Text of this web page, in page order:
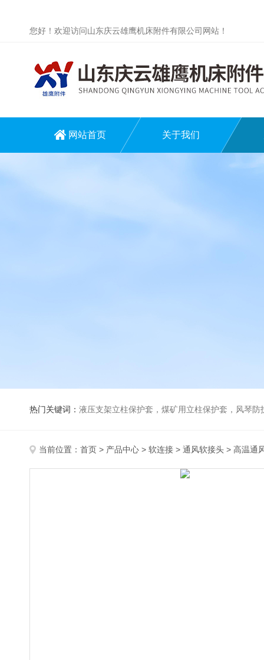
您好！欢迎访问山东庆云雄鹰机床附件有限公司网站！
网站首页 关于我们
热门关键词： 液压支架立柱保护套，煤矿用立柱保护套，风琴
当前位置： 首页 > 产品中心 > 软连接 > 通风软接头 > 高温通